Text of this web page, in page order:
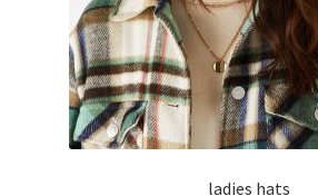
ladies hats